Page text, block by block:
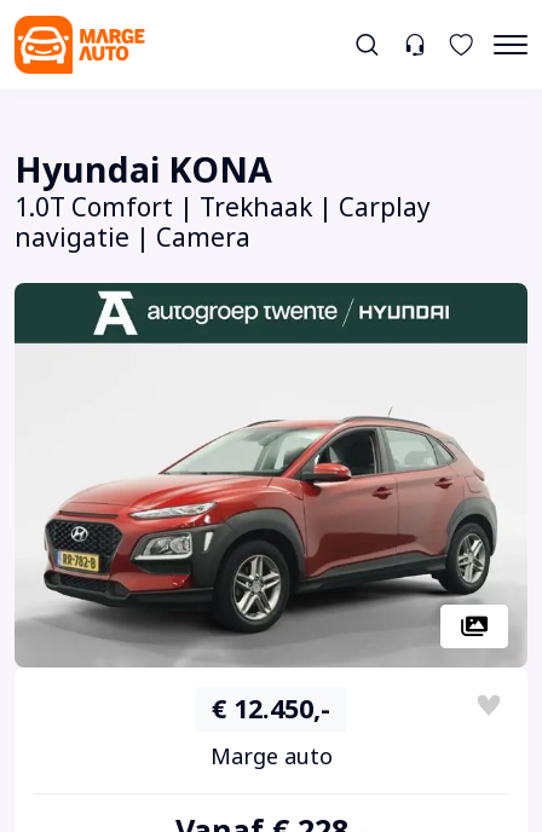
Hyundai KONA
1.0T Comfort | Trekhaak | Carplay
navigatie | Camera
€ 12.450,-
Marge auto